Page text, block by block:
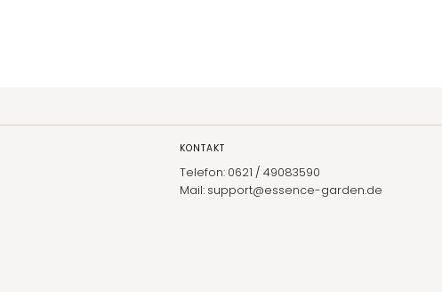
KONTAKT
Telefon: 0621 / 49083590
Mail: support@essence-garden.de